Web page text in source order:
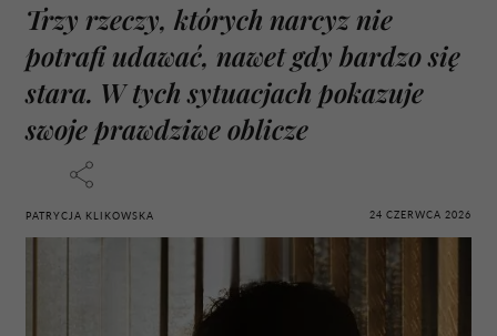
Trzy rzeczy, których narcyz nie
potrafi udawać, nawet gdy bardzo się
stara. W tych sytuacjach pokazuje
swoje prawdziwe oblicze
PATRYCJA KLIKOWSKA 24 CZERWCA 2026